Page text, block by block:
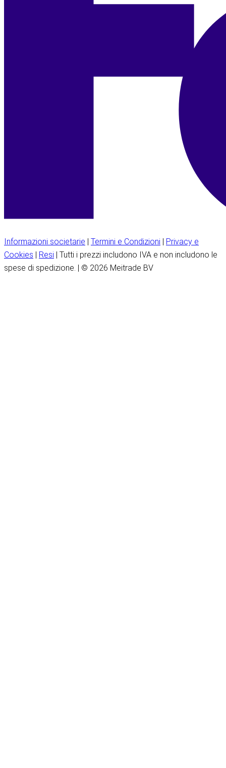
Informazioni societarie Termini e Condizioni
Privacy e
Cookies
Resi | Tutti i prezzi includono IVA e non includono le
spese di spedizione. | © 2026 Meitrade BV